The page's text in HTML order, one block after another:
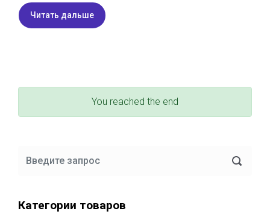
Читать дальше
You reached the end
Категории товаров